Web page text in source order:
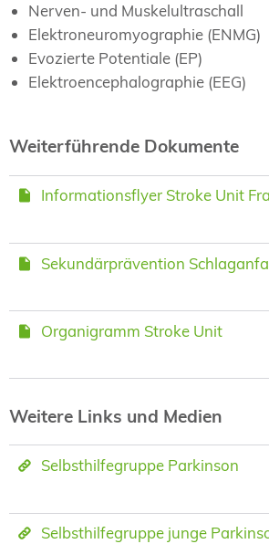
Nerven- und Muskelultraschall
Elektroneuromyographie (ENMG)
Evozierte Potentiale (EP)
Elektroencephalographie (EEG)
Weiterführende Dokumente
Informationsflyer Stroke Unit
Sekundärprävention
Organigramm Stroke Unit
Weitere Links und Medien
Selbsthilfegruppe Parkinson
Selbsthilfegruppe junge